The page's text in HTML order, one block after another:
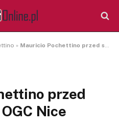
» Mauricio Pochettino przed spotkaniem z OGC Nice
przed
Nice